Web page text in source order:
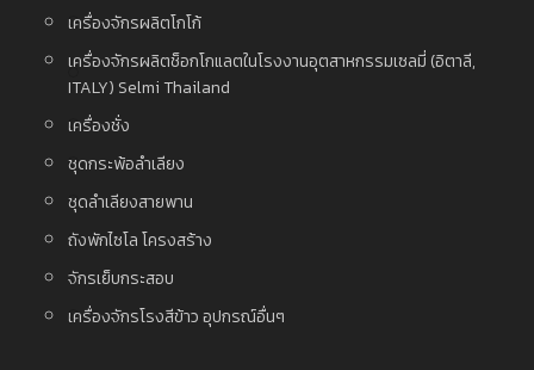
เครื่องจักรผลิตโกโก้
เครื่องจักรผลิตช็อกโกแลตในโรงงานอุตสาหกรรมเซลมี่ (อิตาลี,
ITALY) Selmi Thailand
เครื่องชั่ง
ชุดกระพ้อลำเลียง
ชุดลำเลียงสายพาน
ถังพักไซโล โครงสร้าง
จักรเย็บกระสอบ
เครื่องจักรโรงสีข้าว อุปกรณ์อื่นๆ